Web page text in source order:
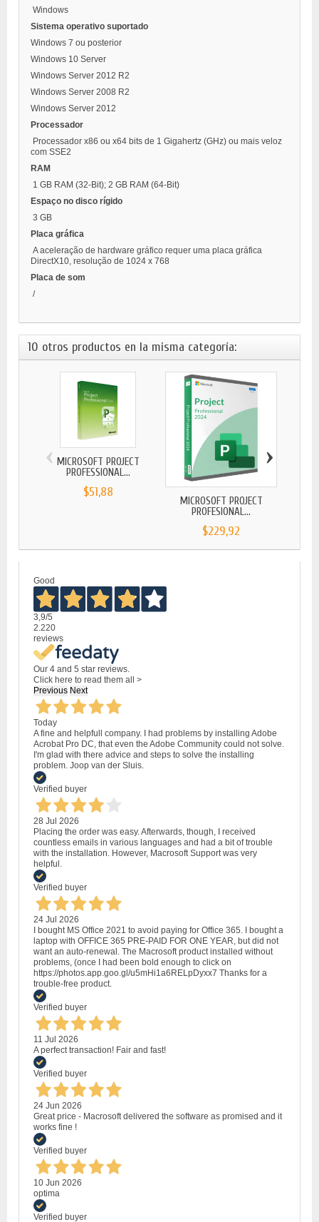
Windows
Sistema operativo suportado
Windows 7 ou posterior
Windows 10 Server
Windows Server 2012 R2
Windows Server 2008 R2
Windows Server 2012
Processador
Processador x86 ou x64 bits de 1 Gigahertz (GHz) ou mais veloz
com SSE2
RAM
1 GB RAM (32-Bit); 2 GB RAM (64-Bit)
Espaço no disco rígido
3 GB
Placa gráfica
A aceleração de hardware gráfico requer uma placa gráfica
DirectX10, resolução de 1024 x 768
Placa de som
/
10 otros productos en la misma categoría:
MICROSOFT PROJECT
PROFESSIONAL...
$51,88
MICROSOFT PROJECT
PROFESIONAL...
$229,92
‹ ›
Good
3,9/5
2.220
reviews
Our 4 and 5 star reviews.
Click here to read them all >
Previous Next
Today
A fine and helpfull company. I had problems by installing Adobe
Acrobat Pro DC, that even the Adobe Community could not solve.
I'm glad with there advice and steps to solve the installing
problem. Joop van der Sluis.
Verified buyer
28 Jul 2026
Placing the order was easy. Afterwards, though, I received
countless emails in various languages and had a bit of trouble
with the installation. However, Macrosoft Support was very
helpful.
Verified buyer
24 Jul 2026
I bought MS Office 2021 to avoid paying for Office 365. I bought a
laptop with OFFICE 365 PRE-PAID FOR ONE YEAR, but did not
want an auto-renewal. The Macrosoft product installed without
problems, (once I had been bold enough to click on
https://photos.app.goo.gl/u5mHi1a6RELpDyxx7 Thanks for a
trouble-free product.
Verified buyer
11 Jul 2026
A perfect transaction! Fair and fast!
Verified buyer
24 Jun 2026
Great price - Macrosoft delivered the software as promised and it
works fine !
Verified buyer
10 Jun 2026
optima
Verified buyer